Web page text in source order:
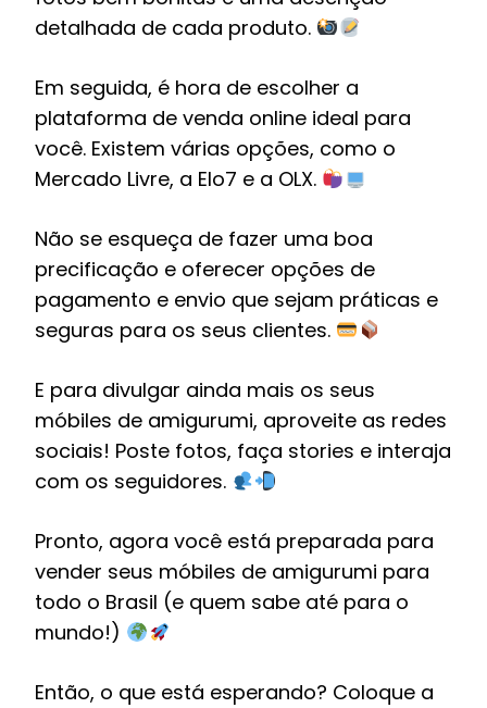
detalhada de cada produto.
Em seguida, é hora de escolher a
plataforma de venda online ideal para
você. Existem várias opções, como o
Mercado Livre, a Elo7 e a OLX.
Não se esqueça de fazer uma boa
precificação e oferecer opções de
pagamento e envio que sejam práticas e
seguras para os seus clientes.
E para divulgar ainda mais os seus
móbiles de amigurumi, aproveite as redes
sociais! Poste fotos, faça stories e interaja
com os seguidores.
Pronto, agora você está preparada para
vender seus móbiles de amigurumi para
todo o Brasil (e quem sabe até para o
mundo!)
Então, o que está esperando? Coloque a